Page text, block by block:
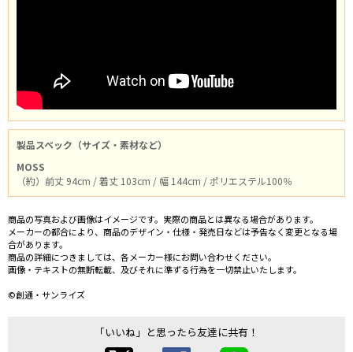
製品スペック（サイズ・素材など）
MOSS
（約）前丈 94cm / 着丈 103cm / 幅 144cm / ポリエステル100％
商品の写真および画像はイメージです。実際の商品とは異なる場合があります。
メーカーの都合により、商品のデザイン・仕様・発売日などは予告なく変更となる場
合があります。
商品の詳細につきましては、各メーカー様にお問い合わせください。
画像・テキストの無断転載、及びそれに準ずる行為を一切禁止いたします。
©創通・サンライズ
「いいね」と思ったら友達に共有！